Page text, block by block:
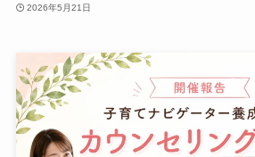
2026年5月21日